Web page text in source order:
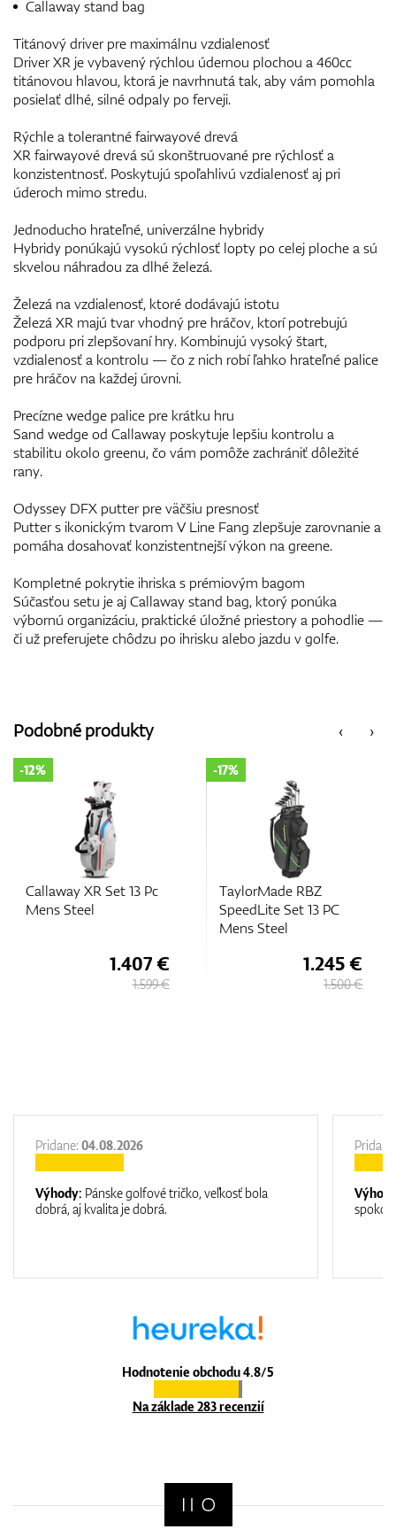
Callaway stand bag
Titánový driver pre maximálnu vzdialenosť
Driver XR je vybavený rýchlou údernou plochou a 460cc
titánovou hlavou, ktorá je navrhnutá tak, aby vám pomohla
posielať dlhé, silné odpaly po ferveji.
Rýchle a tolerantné fairwayové drevá
XR fairwayové drevá sú skonštruované pre rýchlosť a
konzistentnosť. Poskytujú spoľahlivú vzdialenosť aj pri
úderoch mimo stredu.
Jednoducho hrateľné, univerzálne hybridy
Hybridy ponúkajú vysokú rýchlosť lopty po celej ploche a sú
skvelou náhradou za dlhé železá.
Železá na vzdialenosť, ktoré dodávajú istotu
Železá XR majú tvar vhodný pre hráčov, ktorí potrebujú
podporu pri zlepšovaní hry. Kombinujú vysoký štart,
vzdialenosť a kontrolu — čo z nich robí ľahko hrateľné palice
pre hráčov na každej úrovni.
Precízne wedge palice pre krátku hru
Sand wedge od Callaway poskytuje lepšiu kontrolu a
stabilitu okolo greenu, čo vám pomôže zachrániť dôležité
rany.
Odyssey DFX putter pre väčšiu presnosť
Putter s ikonickým tvarom V Line Fang zlepšuje zarovnanie a
pomáha dosahovať konzistentnejší výkon na greene.
Kompletné pokrytie ihriska s prémiovým bagom
Súčasťou setu je aj Callaway stand bag, ktorý ponúka
výbornú organizáciu, praktické úložné priestory a pohodlie —
či už preferujete chôdzu po ihrisku alebo jazdu v golfe.
‹
Podobné produkty ›
Callaway XR Set 13 Pc
Mens Steel
-12%
1.407 €
1.599 €
TaylorMade RBZ
SpeedLite Set 13 PC
Mens Steel
-17%
1.245 €
1.500 €
Hodnotenie obchodu 4.8/5
Na základe 283 recenzií
Pridane: 04.08.2026
Výhody: Pánske golfové tričko, veľkosť bola
dobrá, aj kvalita je dobrá.